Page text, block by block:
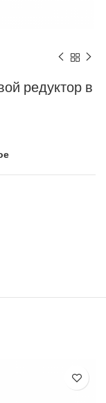
редуктор в